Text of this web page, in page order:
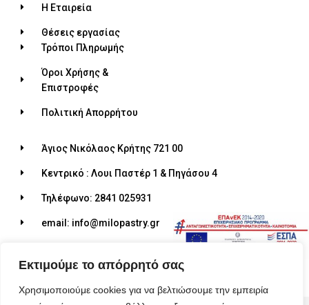
Εκτιμούμε το απόρρητό σας
Χρησιμοποιούμε cookies για να βελτιώσουμε την εμπειρία
Η Εταιρεία
Θέσεις εργασίας
Τρόποι Πληρωμής
Όροι Χρήσης &
Επιστροφές
Πολιτική Απορρήτου
Άγιος Νικόλαος Κρήτης 721 00
Κεντρικό : Λουι Παστέρ 1 & Πηγάσου 4
Τηλέφωνο: 2841 025931
email: info@milopastry.gr